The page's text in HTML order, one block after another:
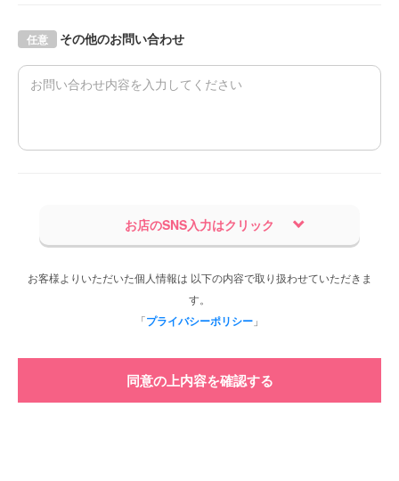
その他のお問い合わせ
任意
お店のSNS入力はクリック
お客様よりいただいた個人情報は 以下の内容で取り扱わせていただきま
す。
「プライバシーポリシー 」